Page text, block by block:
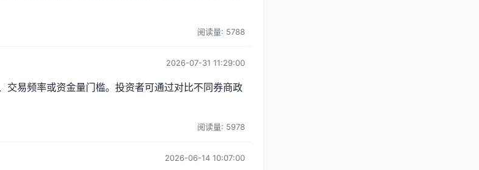
阅读量: 5788
2026-07-31 11:29:00
易频率或资金量门槛。投资者可通过对比不同券商政
阅读量: 5978
2026-06-14 10:07:00